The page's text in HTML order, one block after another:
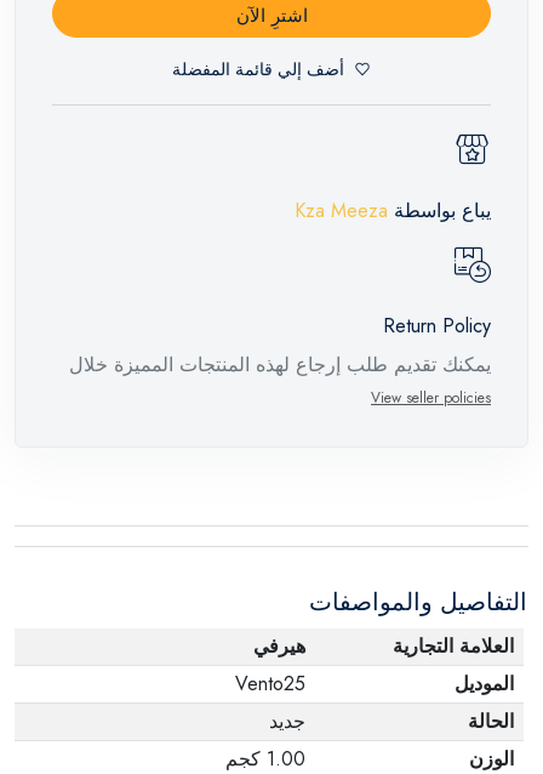
اشترِ الآن
أضف إلي قائمة المفضلة
يباع بواسطة Kza Meeza
Return Policy
يمكنك تقديم طلب إرجاع لهذه المنتجات المميزة خلال
عبوته الأصلية. لاحظ أنه لا يمكن إرجاع المنتجات
وفي عبواتها الأصلية.
View seller policies
التفاصيل والمواصفات
العلامة التجارية
هيرفي
الموديل
Vento25
الحالة
جديد
الوزن
1.00 كجم